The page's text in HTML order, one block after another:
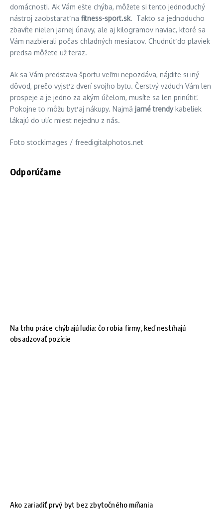
domácnosti. Ak Vám ešte chýba, môžete si tento jednoduchý
nástroj zaobstarať na fitness-sport.sk. Takto sa jednoducho
zbavíte nielen jarnej únavy, ale aj kilogramov naviac, ktoré sa
Vám nazbierali počas chladných mesiacov. Chudnúť do plaviek
predsa môžete už teraz.
Ak sa Vám predstava športu veľmi nepozdáva, nájdite si iný
dôvod, prečo vyjsť z dverí svojho bytu. Čerstvý vzduch Vám len
prospeje a je jedno za akým účelom, musíte sa len prinútiť.
Pokojne to môžu byť aj nákupy. Najmä jarné trendykabeliek
lákajú do ulíc miest nejednu z nás.
Foto stockimages / freedigitalphotos.net
Odporúčame
Na trhu práce chýbajú ľudia: čo robia firmy, keď nestíhajú
obsadzovať pozície
Ako zariadiť prvý byt bez zbytočného míňania